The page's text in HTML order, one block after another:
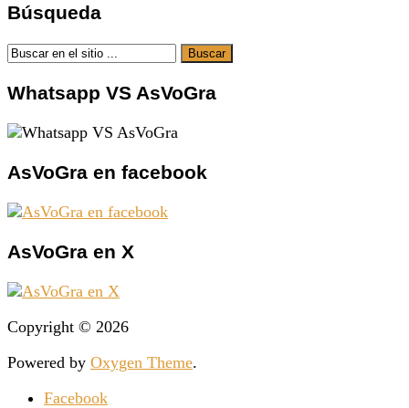
Búsqueda
Whatsapp VS AsVoGra
AsVoGra en facebook
AsVoGra en X
Copyright © 2026
Powered by Oxygen Theme.
Facebook